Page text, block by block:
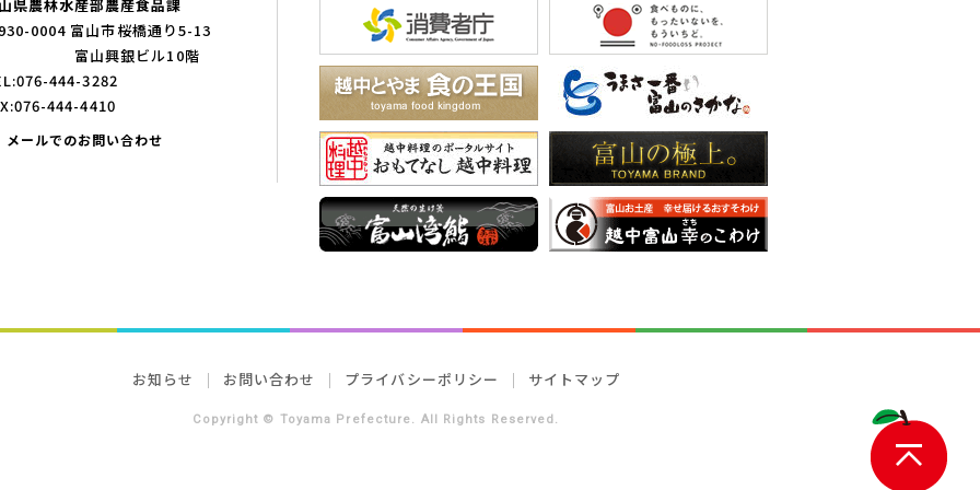
県農林水産部農産食品課
0004 富山市桜橋通り5-13
山興銀ビル10階
444-3282
444-4410
メールでのお問い合わせ
お知らせ お問い合わせ プライバシーポリシー サイトマップ
Copyright © Toyama Prefecture. All Rights Reserved.